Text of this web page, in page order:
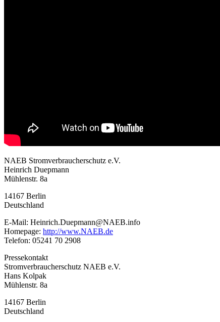
NAEB Stromverbraucherschutz e.V.
Heinrich Duepmann
Mühlenstr. 8a
14167 Berlin
Deutschland
E-Mail: Heinrich.Duepmann@NAEB.info
Homepage: http://www.NAEB.de
Telefon: 05241 70 2908
Pressekontakt
Stromverbraucherschutz NAEB e.V.
Hans Kolpak
Mühlenstr. 8a
14167 Berlin
Deutschland